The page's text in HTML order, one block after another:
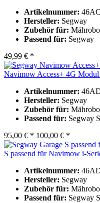
Artikelnummer:
Hersteller: Segway
Zubehör für:
Passend für: Segway
49,99 € *
Navimow Access+ 4G
Artikelnummer:
Hersteller: Segway
Zubehör für:
Passend für: Segway
95,00 € * 100,00 € *
S passend für Navimow i-
Artikelnummer:
Hersteller: Segway
Zubehör für:
Passend für: Segway